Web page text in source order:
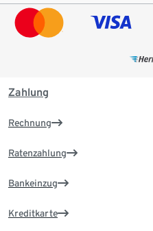
Zahlung
Rechnung
Ratenzahlung
Bankeinzug
Kreditkarte